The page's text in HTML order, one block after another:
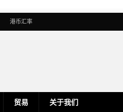
港币汇率
贸易 关于我们